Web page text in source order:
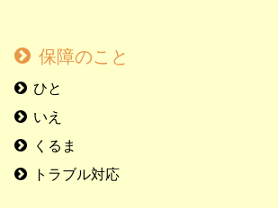
保障のこと
ひと
いえ
くるま
トラブル対応